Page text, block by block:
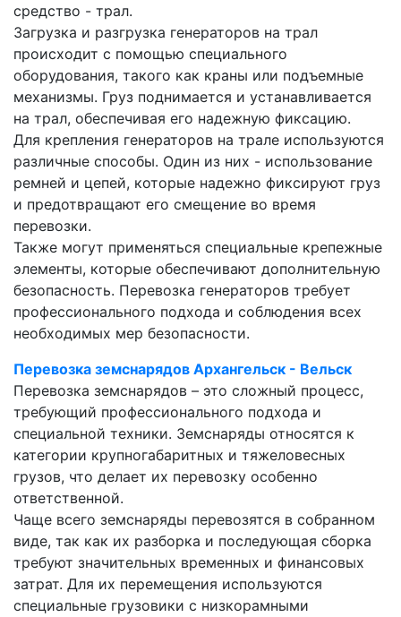
средство - трал.
Загрузка и разгрузка генераторов на трал
происходит с помощью специального
оборудования, такого как краны или подъемные
механизмы. Груз поднимается и устанавливается
на трал, обеспечивая его надежную фиксацию.
Для крепления генераторов на трале используются
различные способы. Один из них - использование
ремней и цепей, которые надежно фиксируют груз
и предотвращают его смещение во время
перевозки.
Также могут применяться специальные крепежные
элементы, которые обеспечивают дополнительную
безопасность. Перевозка генераторов требует
профессионального подхода и соблюдения всех
необходимых мер безопасности.
Перевозка земснарядов Архангельск - Вельск
Перевозка земснарядов – это сложный процесс,
требующий профессионального подхода и
специальной техники. Земснаряды относятся к
категории крупногабаритных и тяжеловесных
грузов, что делает их перевозку особенно
ответственной.
Чаще всего земснаряды перевозятся в собранном
виде, так как их разборка и последующая сборка
требуют значительных временных и финансовых
затрат. Для их перемещения используются
специальные грузовики с низкорамными